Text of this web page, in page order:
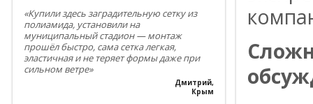
«Купили здесь заградительную сетку из
полиамида, установили на
муниципальный стадион — монтаж
прошёл быстро, сама сетка легкая,
эластичная и не теряет формы даже при
сильном ветре»
Дмитрий,
Крым